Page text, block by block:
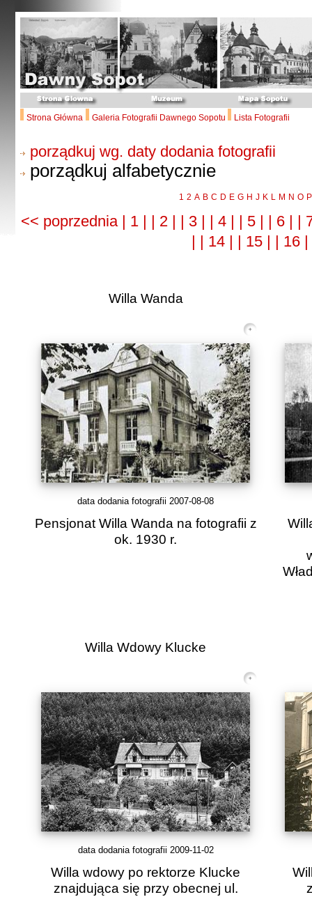
Strona Główna Galeria Fotografii Dawnego Sopotu Lista Fotografii
porządkuj wg. daty dodania fotografii
porządkuj alfabetycznie
1 2 A B C D E G H J K L M N O P
<< poprzednia | 1 | | 2 | | 3 | | 4 | | 5 | | 6 | |
| | 14 | | 15 | | 16 |
Willa Wanda
data dodania fotografii 2007-08-08
Pensjonat Willa Wanda na fotografii z
ok. 1930 r.
Willa Wdowy Klucke
data dodania fotografii 2009-11-02
Willa wdowy po rektorze Klucke
znajdująca się przy obecnej ul.